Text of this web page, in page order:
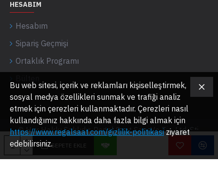
SEPETE EKLE
HESABIM
Hesabım
Sipariş Geçmişi
Ortaklık Programı
© Her Hakkı Saklıdır. Regal Saat San. Ve Tic. Ltd. Şti.
Bu web sitesi, içerik ve reklamları kişiselleştirmek,
sosyal medya özellikleri sunmak ve trafiği analiz
etmek için çerezleri kullanmaktadır. Çerezleri nasıl
kullandığımız hakkında daha fazla bilgi almak için
https://www.regalsaat.com/gizlilik-politikasiziyaret
edebilirsiniz.